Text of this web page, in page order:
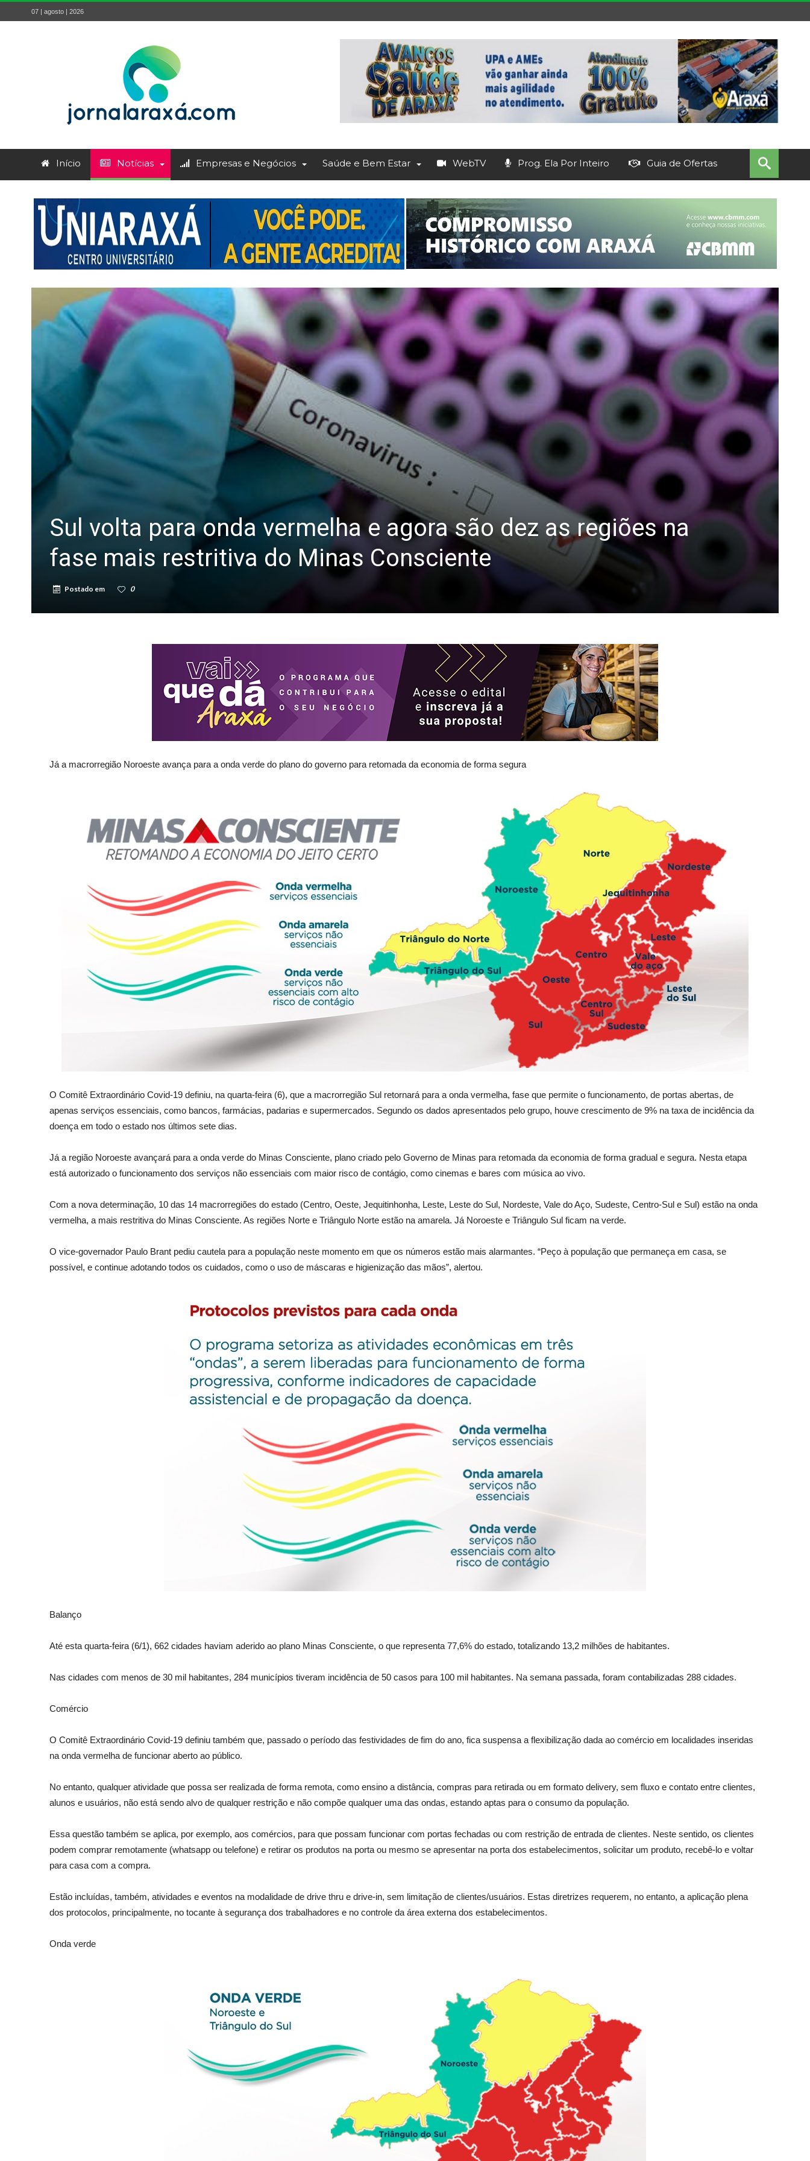
07 | agosto | 2026
Início Notícias Empresas e Negócios Saúde e Bem Estar WebTV Prog. Ela Por Inteiro Guia de Ofertas
Sul volta para onda vermelha e agora são dez as regiões na
fase mais restritiva do Minas Consciente
Postado em 0
Já a macrorregião Noroeste avança para a onda verde do plano do governo para retomada da economia de forma segura
O Comitê Extraordinário Covid-19 definiu, na quarta-feira (6), que a macrorregião Sul retornará para a onda vermelha, fase que permite o funcionamento, de portas abertas, de
apenas serviços essenciais, como bancos, farmácias, padarias e supermercados. Segundo os dados apresentados pelo grupo, houve crescimento de 9% na taxa de incidência da
doença em todo o estado nos últimos sete dias.
Já a região Noroeste avançará para a onda verde do Minas Consciente, plano criado pelo Governo de Minas para retomada da economia de forma gradual e segura. Nesta etapa
está autorizado o funcionamento dos serviços não essenciais com maior risco de contágio, como cinemas e bares com música ao vivo.
Com a nova determinação, 10 das 14 macrorregiões do estado (Centro, Oeste, Jequitinhonha, Leste, ​Leste do Sul, Nordeste, Vale do Aço, Sudeste, Centro-Sul e Sul) estão na onda
vermelha, a mais restritiva do Minas Consciente. As regiões Norte e Triângulo Norte estão na amarela. Já Noroeste e Triângulo Sul ficam na verde.
O vice-governador Paulo Brant pediu cautela para a população neste momento em que os números estão mais alarmantes. “Peço à população que permaneça em casa, se
possível, e continue adotando todos os cuidados, como o uso de máscaras e higienização das mãos”, alertou.
Balanço
Até esta quarta-feira (6/1), 662 cidades haviam aderido ao plano Minas Consciente, o que representa 77,6% do estado, totalizando 13,2 milhões de habitantes.
Nas cidades com menos de 30 mil habitantes, 284 municípios tiveram incidência de 50 casos para 100 mil habitantes. Na semana passada, foram contabilizadas 288 cidades.
Comércio
O Comitê Extraordinário Covid-19 definiu também que, passado o período das festividades de fim do ano, fica suspensa a flexibilização dada ao comércio em localidades inseridas
na onda vermelha de funcionar aberto ao público.
No entanto, qualquer atividade que possa ser realizada de forma remota, como ensino a distância, compras para retirada ou em formato delivery, sem fluxo e contato entre clientes,
alunos e usuários, não está sendo alvo de qualquer restrição e não compõe qualquer uma das ondas, estando aptas para o consumo da população.
Essa questão também se aplica, por exemplo, aos comércios, para que possam funcionar com portas fechadas ou com restrição de entrada de clientes. Neste sentido, os clientes
podem comprar remotamente (whatsapp ou telefone) e retirar os produtos na porta ou mesmo se apresentar na porta dos estabelecimentos, solicitar um produto, recebê-lo e voltar
para casa com a compra.
Estão incluídas, também, atividades e eventos na modalidade de drive thru e drive-in, sem limitação de clientes/usuários. Estas diretrizes requerem, no entanto, a aplicação plena
dos protocolos, principalmente, no tocante à segurança dos trabalhadores e no controle da área externa dos estabelecimentos.
Onda verde